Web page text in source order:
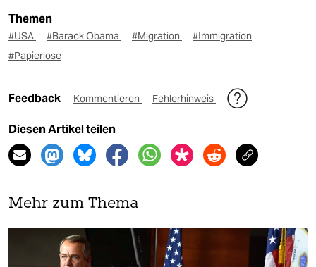
Themen
#USA #Barack Obama #Migration
#Immigration
#Papierlose
Feedback Kommentieren Fehlerhinweis
Diesen Artikel teilen
Mehr zum Thema